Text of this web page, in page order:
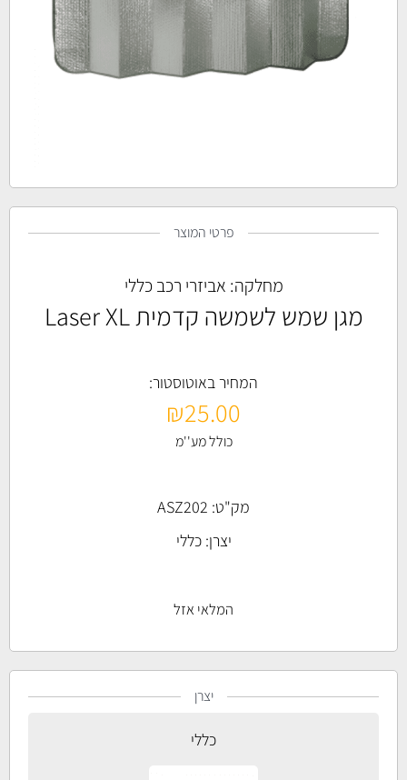
פרטי המוצר
מחלקה: אביזרי רכב כללי
מגן שמש לשמשה קדמית Laser XL
המחיר באוטוסטור:
₪25.00
כולל מע''מ
מק"ט: ASZ202
יצרן:כללי
המלאי אזל
יצרן
כללי